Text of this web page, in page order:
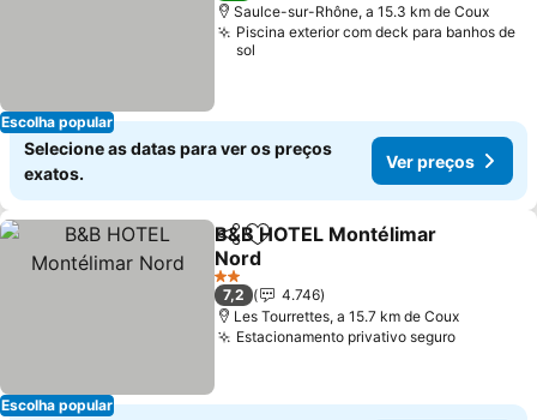
Escolha popular
Saulce-sur-Rhône, a 15.3 km de Coux
Piscina exterior com deck para banhos de
sol
Selecione as datas para ver os preços
exatos.
Ver preços
Escolha popular
PartilharAdicionar aos favoritos
B&B HOTEL Montélimar
Nord
Ver preços
2 Estrelas
7,2
4.746
Les Tourrettes, a 15.7 km de Coux
Estacionamento privativo seguroVer